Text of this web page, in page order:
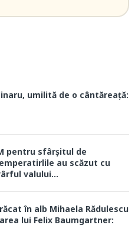
umilită de o cântăreață:
pentru sfârșitul de
au scăzut cu
valului...
în alb Mihaela Rădulescu
lui Felix Baumgartner: